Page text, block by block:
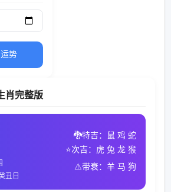
势
肖完整版
丑日
🐉特吉：鼠 鸡 蛇
⭐次吉：虎 兔 龙 猴
⚠️带衰：羊 马 狗